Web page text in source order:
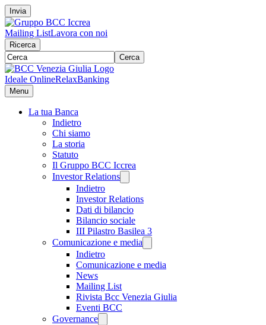
Invia
Mailing ListLavora con noi
Ricerca
Cerca
Ideale OnlineRelaxBanking
Menu
La tua Banca
Indietro
Chi siamo
La storia
Statuto
Il Gruppo BCC Iccrea
Investor Relations
Indietro
Investor Relations
Dati di bilancio
Bilancio sociale
III Pilastro Basilea 3
Comunicazione e media
Indietro
Comunicazione e media
News
Mailing List
Rivista Bcc Venezia Giulia
Eventi BCC
Governance